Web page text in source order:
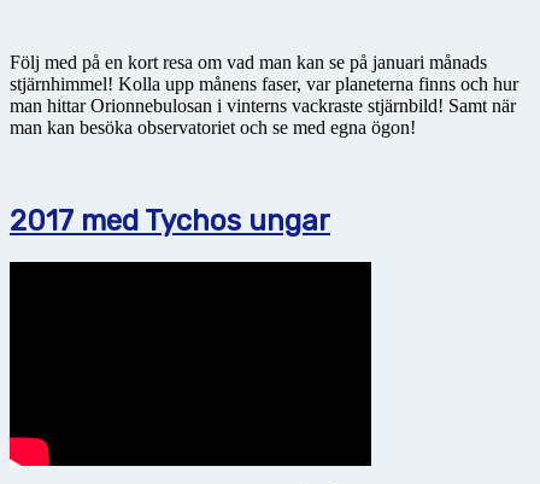
Följ med på en kort resa om vad man kan se på januari månads
stjärnhimmel! Kolla upp månens faser, var planeterna finns och hur
man hittar Orionnebulosan i vinterns vackraste stjärnbild! Samt när
man kan besöka observatoriet och se med egna ögon!
2017 med Tychos ungar